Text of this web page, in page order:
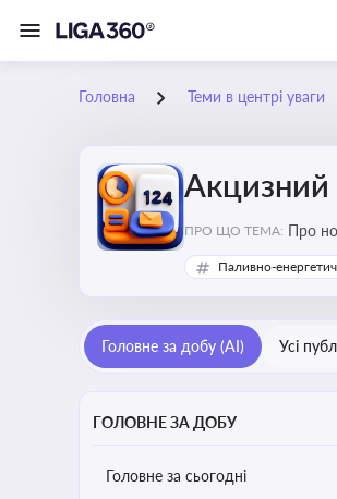
Головна Теми в центрі уваги
Акцизний
ПРО ЩО ТЕМА: Про
Паливно-
Головне за добу (AI) Усі
ГОЛОВНЕ ЗА ДОБУ
Головне за сьогодні